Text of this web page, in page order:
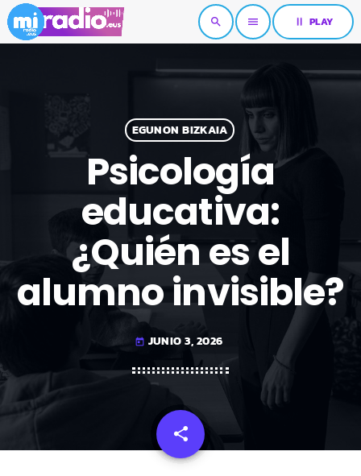
search menu pause PLAY
EGUNON BIZKAIA
Psicología
educativa:
¿Quién es el
alumno invisible?
today JUNIO 3, 2026
share
email